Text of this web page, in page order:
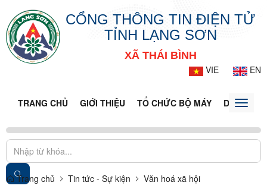
CỔNG THÔNG TIN ĐIỆN TỬ
TỈNH LẠNG SƠN
XÃ THÁI BÌNH
VIE
EN
TRANG CHỦ GIỚI THIỆU TỔ CHỨC BỘ MÁY DOANH
Toggle
Trang chủ Tin tức - Sự kiện Văn hoá xã hội